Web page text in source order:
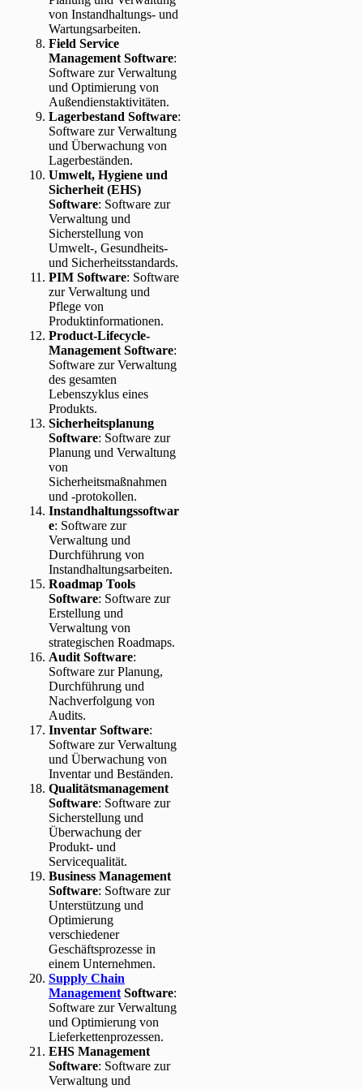
von Instandhaltungs- und
Wartungsarbeiten.
Field Service
Management Software:
Software zur Verwaltung
und Optimierung von
Außendienstaktivitäten.
Lagerbestand Software:
Software zur Verwaltung
und Überwachung von
Lagerbeständen.
Umwelt, Hygiene und
Sicherheit (EHS)
Software: Software zur
Verwaltung und
Sicherstellung von
Umwelt-, Gesundheits-
und Sicherheitsstandards.
PIM Software: Software
zur Verwaltung und
Pflege von
Produktinformationen.
Product-Lifecycle-
Management Software:
Software zur Verwaltung
des gesamten
Lebenszyklus eines
Produkts.
Sicherheitsplanung
Software: Software zur
Planung und Verwaltung
von
Sicherheitsmaßnahmen
und -protokollen.
Instandhaltungssoftwar
e: Software zur
Verwaltung und
Durchführung von
Instandhaltungsarbeiten.
Roadmap Tools
Software: Software zur
Erstellung und
Verwaltung von
strategischen Roadmaps.
Audit Software:
Software zur Planung,
Durchführung und
Nachverfolgung von
Audits.
Inventar Software:
Software zur Verwaltung
und Überwachung von
Inventar und Beständen.
Qualitätsmanagement
Software: Software zur
Sicherstellung und
Überwachung der
Produkt- und
Servicequalität.
Business Management
Software: Software zur
Unterstützung und
Optimierung
verschiedener
Geschäftsprozesse in
einem Unternehmen.
Supply Chain
Management Software:
Software zur Verwaltung
und Optimierung von
Lieferkettenprozessen.
EHS Management
Software: Software zur
Verwaltung und